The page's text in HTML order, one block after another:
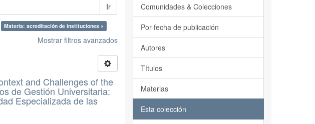
Ir
Materia: acreditación de instituciones ×
Mostrar filtros avanzados
and Challenges of the
de Gestión Universitaria:
Especializada de las
Comunidades & Colecciones
Por fecha de publicación
Autores
Títulos
Materias
Esta colección